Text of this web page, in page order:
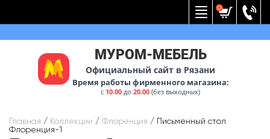
0
МУРОМ-МЕБЕЛЬ
Официальный сайт в Рязани
Время работы фирменного магазина:
с 10.00 до20.00 (без выходных)
Главная / Коллекции / Флоренция / Письменный стол
Флоренция-1